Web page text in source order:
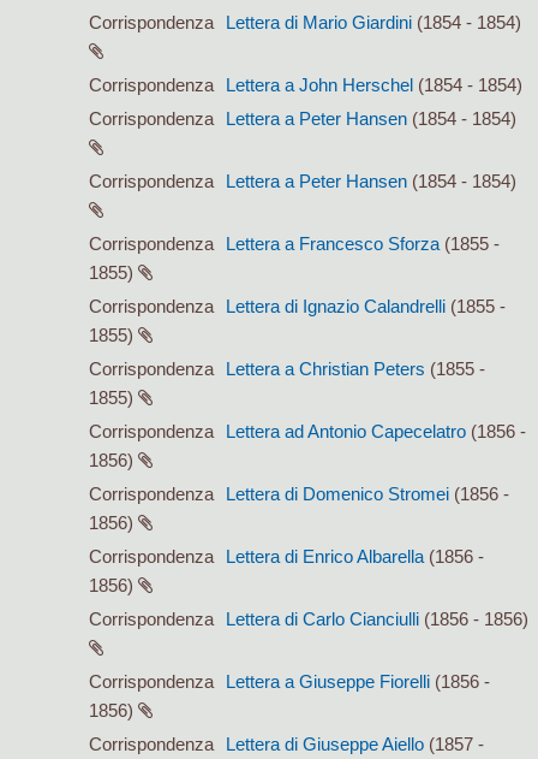
Corrispondenza
Lettera di Mario Giardini (1854 - 1854)
Corrispondenza Lettera a John Herschel (1854 - 1854)
Corrispondenza
Lettera a Peter Hansen (1854 - 1854)
Corrispondenza Lettera a Peter Hansen (1854 - 1854)
Corrispondenza Lettera a Francesco Sforza (1855 -
1855)
Corrispondenza
Lettera di Ignazio Calandrelli (1855 -
1855)
Corrispondenza
Lettera a Christian Peters (1855 -
1855)
Corrispondenza
Lettera ad Antonio Capecelatro (1856 -
1856)
Corrispondenza
Lettera di Domenico Stromei (1856 -
1856)
Corrispondenza
Lettera di Enrico Albarella (1856 -
1856)
Corrispondenza
Lettera di Carlo Cianciulli (1856 - 1856)
Corrispondenza Lettera a Giuseppe Fiorelli (1856 -
1856)
Corrispondenza
Lettera di Giuseppe Aiello (1857 -